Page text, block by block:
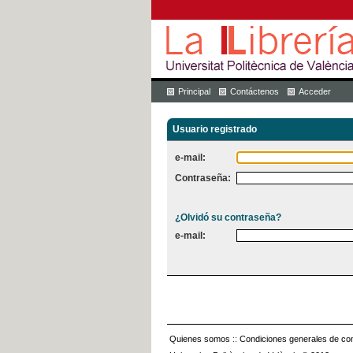
Principal Contáctenos Acceder
Usuario registrado
e-mail:
Contraseña:
¿Olvidó su contraseña?
e-mail:
Quienes somos :: Condiciones generales de